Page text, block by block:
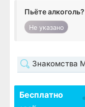
Пьёте алкоголь?
Не указано
Знакомства
Бесплатно